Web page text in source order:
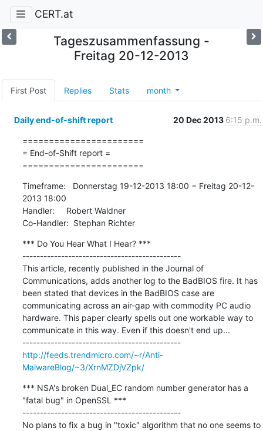
CERT.at
Tageszusammenfassung -
Freitag 20-12-2013
First Post Replies Stats month
Daily end-of-shift report 20 Dec 2013 6:15 p.m.
=======================
= End-of-Shift report =
=======================
Timeframe:   Donnerstag 19-12-2013 18:00 − Freitag 20-12-
2013 18:00
Handler:     Robert Waldner
Co-Handler:  Stephan Richter
*** Do You Hear What I Hear? ***
---------------------------------------------
This article, recently published in the Journal of
Communications, adds another log to the BadBIOS fire. It has
been stated that devices in the BadBIOS case are
communicating across an air-gap with commodity PC audio
hardware. This paper clearly spells out one workable way to
communicate in this way. Even if this doesn't end up...
---------------------------------------------
http://feeds.trendmicro.com/~r/Anti-
MalwareBlog/~3/XrnMZDjVZpk/
*** NSA's broken Dual_EC random number generator has a
"fatal bug" in OpenSSL ***
---------------------------------------------
No plans to fix a bug in "toxic" algorithm that no one seems to